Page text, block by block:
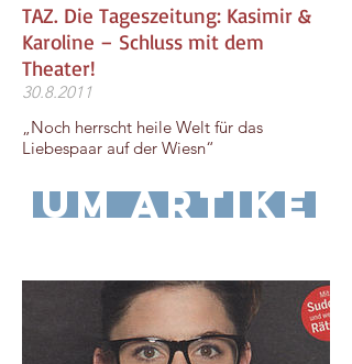
TAZ. Die Tageszeitung: Kasimir &
Karoline – Schluss mit dem
Theater!
30.8.2011
„Noch herrscht heile Welt für das
Liebespaar auf der Wiesn“
zum Artikel